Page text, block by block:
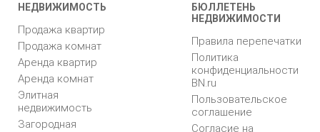
НЕДВИЖИМОСТЬ
Продажа квартир
Продажа комнат
Аренда квартир
Аренда комнат
Элитная
недвижимость
Загородная
БЮЛЛЕТЕНЬ
НЕДВИЖИМОСТИ
Правила перепечатки
Политика
конфиденциальности
BN.ru
Пользовательское
соглашение
Согласие на